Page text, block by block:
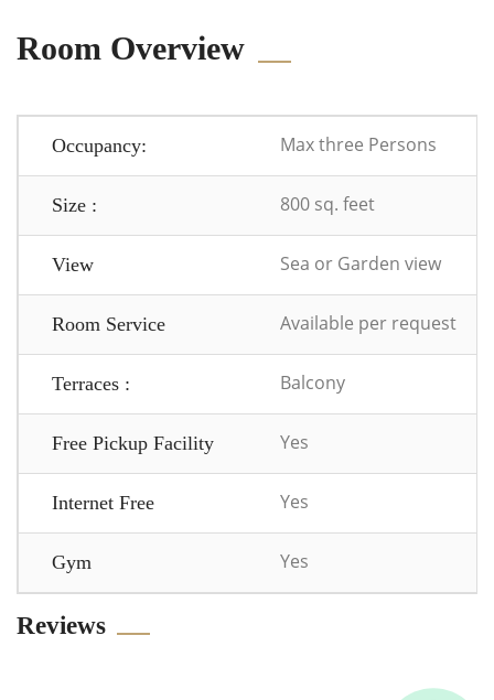
Room Overview
Occupancy: Max three Persons
Size : 800 sq. feet
View Sea or Garden view
Room Service Available per request
Terraces : Balcony
Free Pickup Facility Yes
Internet Free Yes
Gym Yes
Reviews